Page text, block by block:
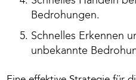
Bedrohungen.
Schnelles Erkennen
unbekannte